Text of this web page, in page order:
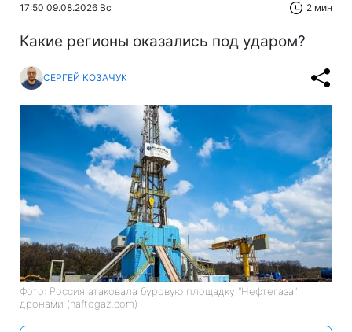
17:50 09.08.2026 Вс 2 мин
Какие регионы оказались под ударом?
СЕРГЕЙ КОЗАЧУК
Фото: Россия атаковала буровую площадку "Нефтегаза"
дронами (naftogaz.com)